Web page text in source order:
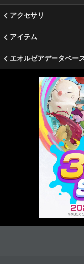
アクセサリ
アイテム
エオルゼアデータベー